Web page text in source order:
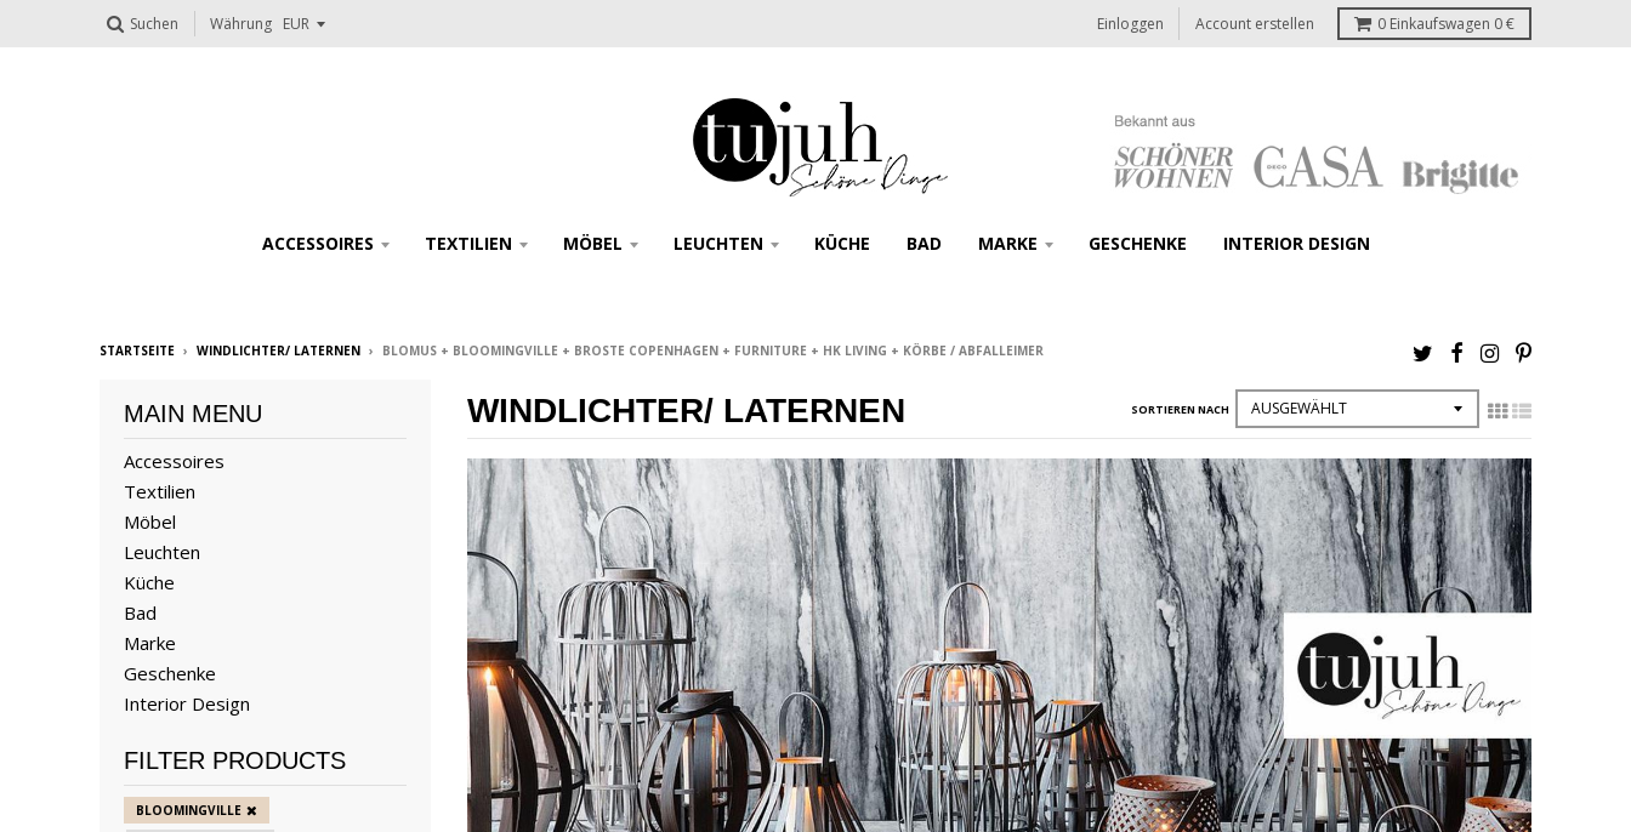
Suchen Währung Einloggen Account erstellen 0 Einkaufswagen 0 €
ACCESSOIRES TEXTILIEN MÖBEL LEUCHTEN KÜCHE BAD MARKE GESCHENKE INTERIOR DESIGN
STARTSEITE › WINDLICHTER/ LATERNEN › BLOMUS + BLOOMINGVILLE + BROSTE COPENHAGEN + FURNITURE + HK LIVING + KÖRBE / ABFALLEIMER
WINDLICHTER/ LATERNEN SORTIEREN NACH
MAIN MENU
Accessoires
Textilien
Möbel
Leuchten
Küche
Bad
Marke
Geschenke
Interior Design
FILTER PRODUCTS
BLOOMINGVILLE